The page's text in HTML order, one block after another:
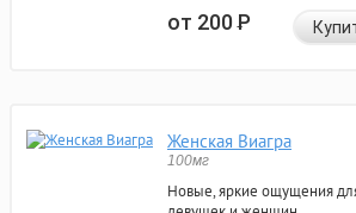
от 200Р
Женская Виагра
100мг
Новые, яркие ощущения